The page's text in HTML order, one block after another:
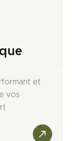
et
vos